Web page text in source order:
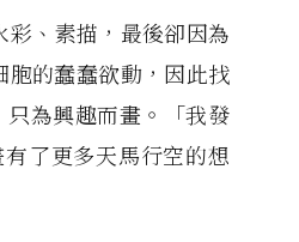
、素描，最後卻因為
的蠢蠢欲動，因此找
為興趣而畫。「我發
了更多天馬行空的想